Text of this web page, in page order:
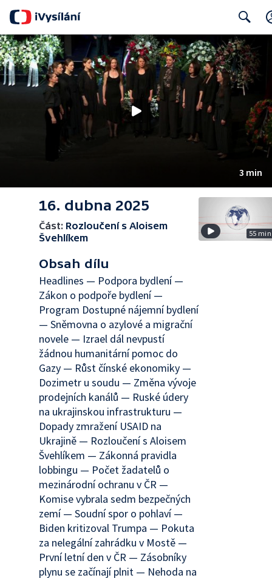
Search
3 min
16. dubna 2025
Část: Rozloučení s Aloisem
Švehlíkem
Obsah dílu
Headlines — Podpora bydlení —
Zákon o podpoře bydlení —
Program Dostupné nájemní bydlení
— Sněmovna o azylové a migrační
novele — Izrael dál nevpustí
žádnou humanitární pomoc do
Gazy — Růst čínské ekonomiky —
Dozimetr u soudu — Změna vývoje
prodejních kanálů — Ruské údery
na ukrajinskou infrastrukturu —
Dopady zmražení USAID na
Ukrajině — Rozloučení s Aloisem
Švehlíkem — Zákonná pravidla
lobbingu — Počet žadatelů o
mezinárodní ochranu v ČR —
Komise vybrala sedm bezpečných
zemí — Soudní spor o pohlaví —
Biden kritizoval Trumpa — Pokuta
za nelegální zahrádku v Mostě —
První letní den v ČR — Zásobníky
plynu se začínají plnit — Nehoda na
55 min